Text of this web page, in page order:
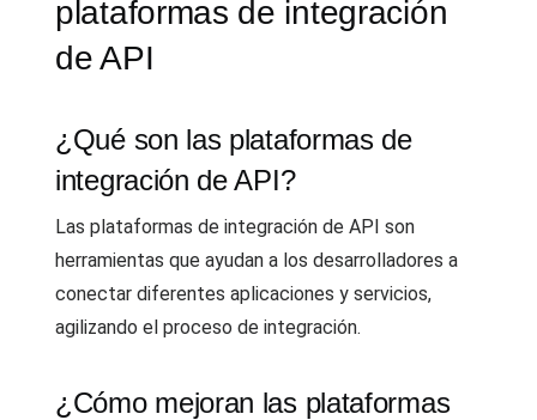
plataformas de integración
de API
¿Qué son las plataformas de
integración de API?
Las plataformas de integración de API son
herramientas que ayudan a los desarrolladores a
conectar diferentes aplicaciones y servicios,
agilizando el proceso de integración.
¿Cómo mejoran las plataformas